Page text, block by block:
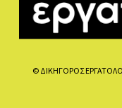
© ΔΙΚΗΓΟΡΟΣ